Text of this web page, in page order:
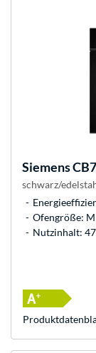
Siemens
schwarz/
Ofengröße:
Nutzinhalt: